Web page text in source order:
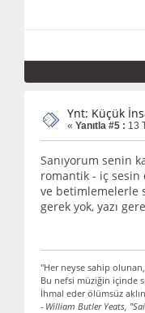
Ynt: Küçük
« Yanıtla #5 : 13
Sanıyorum senin
romantik - iç sesin
ve betimlemelerle
gerek yok, yazı
"Her neyse sahip
Bu nefsi müziğin içinde
İhmal eder ölümsüz
- William Butler Yeats,